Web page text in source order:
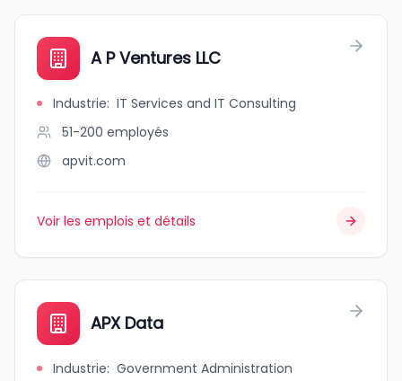
A P Ventures LLC
Industrie: IT Services and IT Consulting
51-200 employés
apvit.com
Voir les emplois et détails
APX Data
Industrie: Government Administration